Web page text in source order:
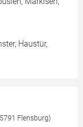
Haustür,
Flensburg)